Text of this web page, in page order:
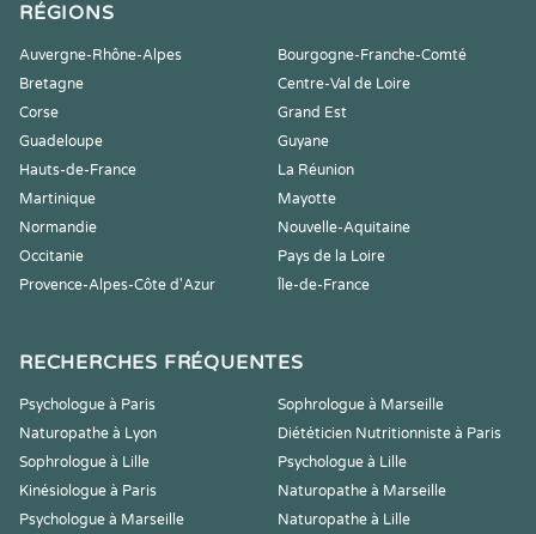
RÉGIONS
Auvergne-Rhône-Alpes
Bourgogne-Franche-Comté
Bretagne
Centre-Val de Loire
Corse
Grand Est
Guadeloupe
Guyane
Hauts-de-France
La Réunion
Martinique
Mayotte
Normandie
Nouvelle-Aquitaine
Occitanie
Pays de la Loire
Provence-Alpes-Côte d'Azur
Île-de-France
RECHERCHES FRÉQUENTES
Psychologue à Paris
Sophrologue à Marseille
Naturopathe à Lyon
Diététicien Nutritionniste à Paris
Sophrologue à Lille
Psychologue à Lille
Kinésiologue à Paris
Naturopathe à Marseille
Psychologue à Marseille
Naturopathe à Lille